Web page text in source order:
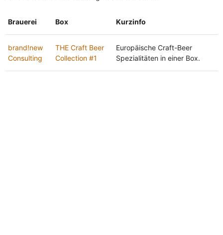
Brauerei Box Kurzinfo
brand!new
Consulting
THE Craft Beer
Collection #1
Europäische Craft-Beer
Spezialitäten in einer Box.